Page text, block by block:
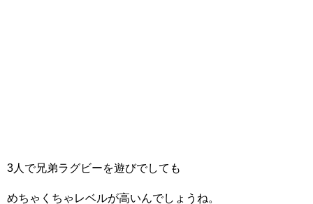
3人で兄弟ラグビーを遊びでしても
めちゃくちゃレベルが高いんでしょうね。